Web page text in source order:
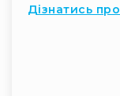
Дізнатись